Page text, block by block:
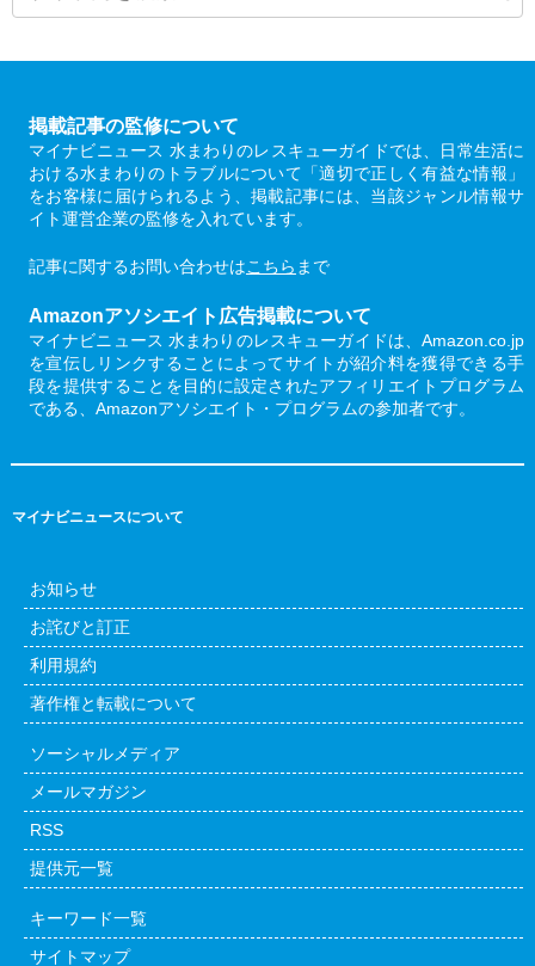
掲載記事の監修について
マイナビニュース 水まわりのレスキューガイドでは、日常生活に
おける水まわりのトラブルについて「適切で正しく有益な情報」
をお客様に届けられるよう、掲載記事には、当該ジャンル情報サ
イト運営企業の監修を入れています。
記事に関するお問い合わせはこちら まで
Amazonアソシエイト広告掲載について
マイナビニュース 水まわりのレスキューガイドは、Amazon.co.jp
を宣伝しリンクすることによってサイトが紹介料を獲得できる手
段を提供することを目的に設定されたアフィリエイトプログラム
である、Amazonアソシエイト・プログラムの参加者です。
マイナビニュースについて
お知らせ
お詫びと訂正
利用規約
著作権と転載について
ソーシャルメディア
メールマガジン
RSS
提供元一覧
キーワード一覧
サイトマップ